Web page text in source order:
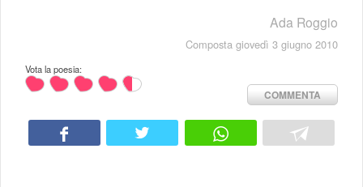
Ada Roggio
Composta giovedì 3 giugno 2010
Vota la poesia:
COMMENTA